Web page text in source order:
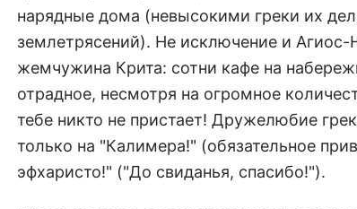
нарядные дома (невысокими греки их
землетрясений). Не исключение и Агиос-
жемчужина Крита: сотни кафе на
отрадное, несмотря на огромное
тебе никто не пристает! Дружелюбие
только на "Калимера!" (обязательное
эфхаристо!" ("До свиданья, спасибо!").